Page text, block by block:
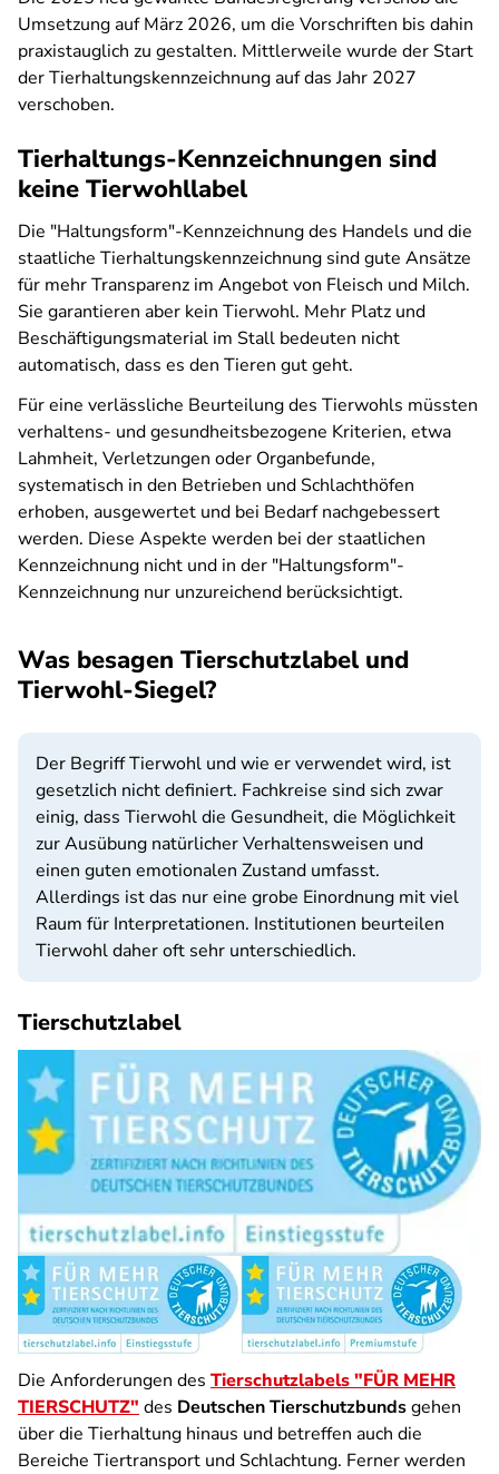
Umsetzung auf März 2026, um die Vorschriften bis dahin
praxistauglich zu gestalten. Mittlerweile wurde der Start
der Tierhaltungskennzeichnung auf das Jahr 2027
verschoben.
Tierhaltungs-Kennzeichnungen sind
keine Tierwohllabel
Die "Haltungsform"-Kennzeichnung des Handels und die
staatliche Tierhaltungskennzeichnung sind gute Ansätze
für mehr Transparenz im Angebot von Fleisch und Milch.
Sie garantieren aber kein Tierwohl. Mehr Platz und
Beschäftigungsmaterial im Stall bedeuten nicht
automatisch, dass es den Tieren gut geht.
Für eine verlässliche Beurteilung des Tierwohls müssten
verhaltens- und gesundheitsbezogene Kriterien, etwa
Lahmheit, Verletzungen oder Organbefunde,
systematisch in den Betrieben und Schlachthöfen
erhoben, ausgewertet und bei Bedarf nachgebessert
werden. Diese Aspekte werden bei der staatlichen
Kennzeichnung nicht und in der "Haltungsform"-
Kennzeichnung nur unzureichend berücksichtigt.
Was besagen Tierschutzlabel und
Tierwohl-Siegel?
Der Begriff Tierwohl und wie er verwendet wird, ist
gesetzlich nicht definiert. Fachkreise sind sich zwar
einig, dass Tierwohl die Gesundheit, die Möglichkeit
zur Ausübung natürlicher Verhaltensweisen und
einen guten emotionalen Zustand umfasst.
Allerdings ist das nur eine grobe Einordnung mit viel
Raum für Interpretationen. Institutionen beurteilen
Tierwohl daher oft sehr unterschiedlich.
Tierschutzlabel
Die Anforderungen des Tierschutzlabels "FÜR MEHR
TIERSCHUTZ" des Deutschen Tierschutzbundsgehen
über die Tierhaltung hinaus und betreffen auch die
Bereiche Tiertransport und Schlachtung. Ferner werden